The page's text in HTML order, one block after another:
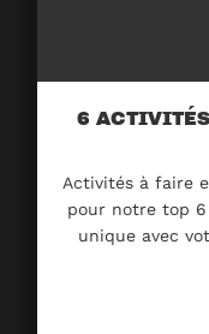
6
Activités à faire
pour notre top
unique avec